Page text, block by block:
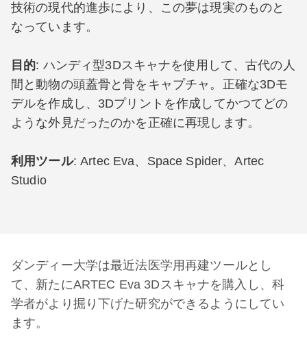
技術の現代的進歩により、この夢は現実のものと
なっています。
目的: ハンディ型3Dスキャナを使用して、古代の人
間と動物の頭蓋骨と骨をキャプチャ。正確な3Dモ
デルを作成し、3Dプリントを作成してかつてどの
ような外見だったのかを正確に再現します。
利用ツール: Artec Eva、Space Spider、Artec
Studio
ダンディー大学は最近法医学用再建ツールとし
て、新たにARTEC Eva 3Dスキャナを購入し、科
学者がより掘り下げた研究ができるようにしてい
ます。